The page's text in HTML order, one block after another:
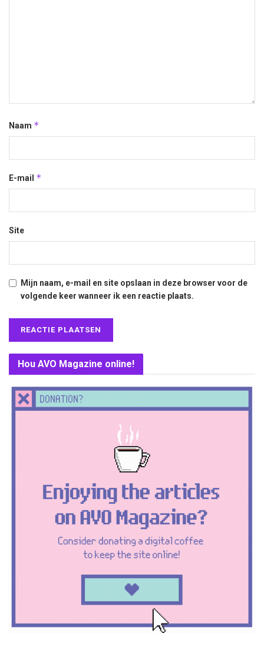
Naam *
E-mail *
Site
Mijn naam, e-mail en site opslaan in deze browser voor de
volgende keer wanneer ik een reactie plaats.
Hou AVO Magazine online!